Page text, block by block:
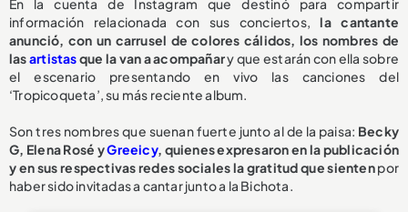
En la cuenta de Instagram que destinó para compartir
información relacionada con sus conciertos,la cantante
anunció, con un carrusel de colores cálidos, los nombres de
lasartistasque la van a acompañary que estarán con ella sobre
el escenario presentando en vivo las canciones del
‘Tropicoqueta’, su más reciente album.
Son tres nombres que suenan fuerte junto al de la paisa: Becky
G, Elena Rosé yGreeicy, quienes expresaron en la publicación
y en sus respectivas redes sociales la gratitud que sientenpor
haber sido invitadas a cantar junto a la Bichota.